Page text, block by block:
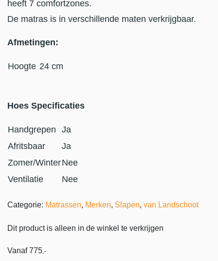
heeft 7 comfortzones.
De matras is in verschillende maten verkrijgbaar.
Afmetingen:
Hoogte 24 cm
Hoes Specificaties
Handgrepen
Ja
Afritsbaar
Ja
Zomer/WinterNee
Ventilatie
Nee
Categorie: Matrassen, Merken, Slapen, van Landschoot
Dit product is alleen in de winkel te verkrijgen
Vanaf 775,-